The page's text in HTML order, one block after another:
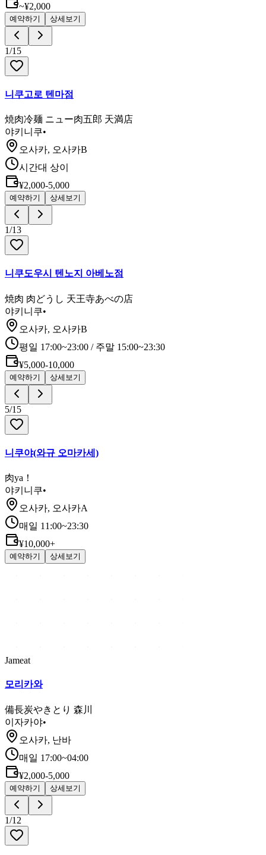
~¥2,000
예약하기 상세보기
1/15
니쿠고로 텐마점
焼肉冷麺 ニュー肉五郎 天満店
야키니쿠•
오사카, 오사카B
시간대 상이
¥2,000-5,000
예약하기 상세보기
1/13
니쿠도우시 텐노지 아베노점
焼肉 肉どうし 天王寺あべの店
야키니쿠•
오사카, 오사카B
평일 17:00~23:00 / 주말 15:00~23:30
¥5,000-10,000
예약하기 상세보기
5/15
니쿠야(와규 오마카세)
肉ya！
야키니쿠•
오사카, 오사카A
매일 11:00~23:30
¥10,000+
예약하기 상세보기
Jameat
모리카와
備長炭やきとり 森川
이자카야•
오사카, 난바
매일 17:00~04:00
¥2,000-5,000
예약하기 상세보기
1/12